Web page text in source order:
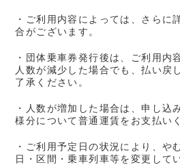
・ご利用内容によっては、さらに
合がございます。
・団体乗車券発行後は、ご利用内
人数が減少した場合でも、払い戻
了承ください。
・人数が増加した場合は、申し込
様分について普通運賃をお支払い
・ご利用予定日の状況により、や
日・区間・乗車列車等を変更して